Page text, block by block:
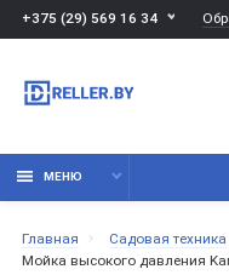
+375 (29) 569 16 34
МЕНЮ
Главная Садовая техника
Мойка высокого давления